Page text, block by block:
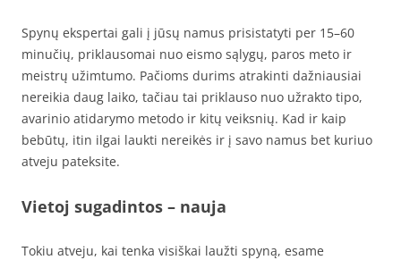
Spynų ekspertai gali į jūsų namus prisistatyti per 15–60
minučių, priklausomai nuo eismo sąlygų, paros meto ir
meistrų užimtumo. Pačioms durims atrakinti dažniausiai
nereikia daug laiko, tačiau tai priklauso nuo užrakto tipo,
avarinio atidarymo metodo ir kitų veiksnių. Kad ir kaip
bebūtų, itin ilgai laukti nereikės ir į savo namus bet kuriuo
atveju pateksite.
Vietoj sugadintos – nauja
Tokiu atveju, kai tenka visiškai laužti spyną, esame